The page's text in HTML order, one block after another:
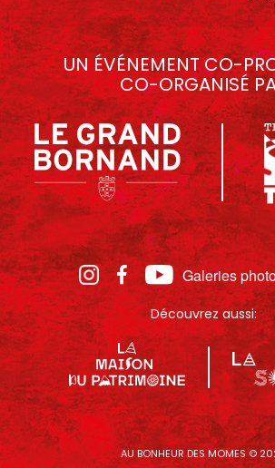
UN ÉVÉNEMENT CO-
CO-ORGANISÉ
Galeries
Découvrez aussi:
AU BONHEUR DES MOMES ©